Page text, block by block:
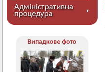
Адміністративна
процедура
Випадкове фото